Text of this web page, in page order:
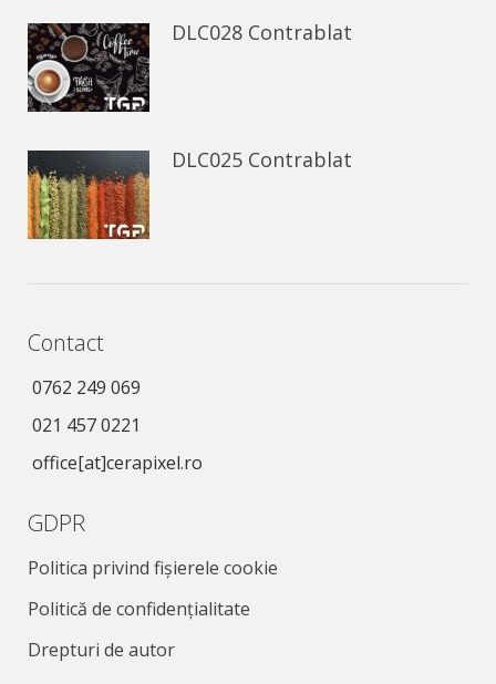
DLC028 Contrablat
DLC025 Contrablat
Contact
0762 249 069
021 457 0221
office[at]cerapixel.ro
GDPR
Politica privind fișierele cookie
Politică de confidențialitate
Drepturi de autor